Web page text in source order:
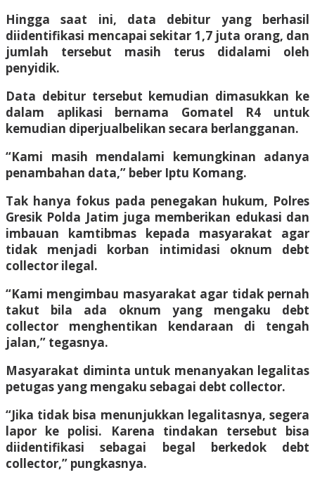
Hingga saat ini, data debitur yang berhasil
diidentifikasi mencapai sekitar 1,7 juta orang, dan
jumlah tersebut masih terus didalami oleh
penyidik.
Data debitur tersebut kemudian dimasukkan ke
dalam aplikasi bernama Gomatel R4 untuk
kemudian diperjualbelikan secara berlangganan.
“Kami masih mendalami kemungkinan adanya
penambahan data,” beber Iptu Komang.
Tak hanya fokus pada penegakan hukum, Polres
Gresik Polda Jatim juga memberikan edukasi dan
imbauan kamtibmas kepada masyarakat agar
tidak menjadi korban intimidasi oknum debt
collector ilegal.
“Kami mengimbau masyarakat agar tidak pernah
takut bila ada oknum yang mengaku debt
collector menghentikan kendaraan di tengah
jalan,” tegasnya.
Masyarakat diminta untuk menanyakan legalitas
petugas yang mengaku sebagai debt collector.
“Jika tidak bisa menunjukkan legalitasnya, segera
lapor ke polisi. Karena tindakan tersebut bisa
diidentifikasi sebagai begal berkedok debt
collector,” pungkasnya.